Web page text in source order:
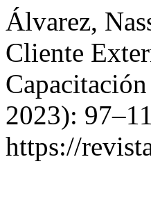
Álvarez,
Cliente
2023):
https://